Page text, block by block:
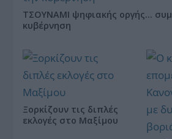
ΤΣΟΥΝΑΜΙ ψηφιακής οργής…
κυβέρνηση
Ξορκίζουν τις διπλές
εκλογές στο Μαξίμου